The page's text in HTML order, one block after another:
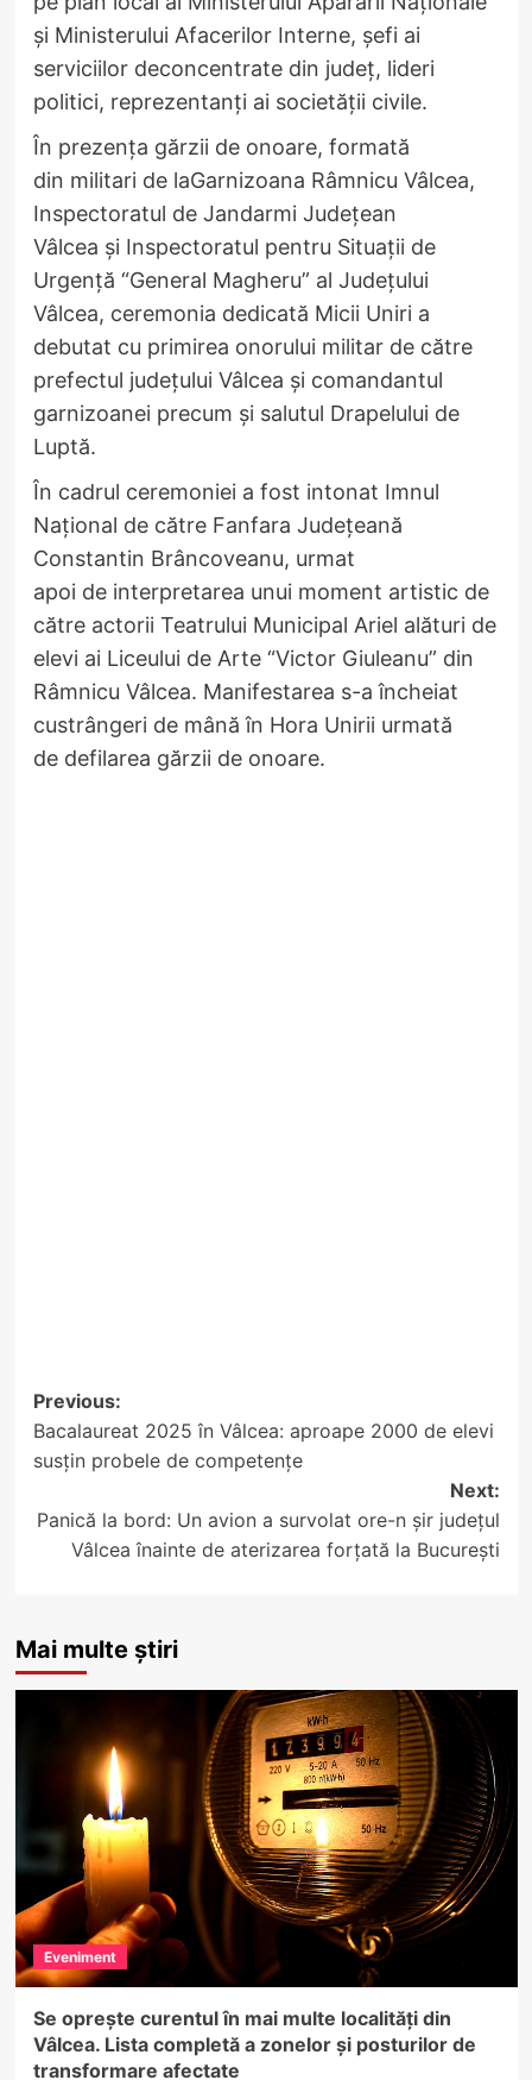
și Ministerului Afacerilor Interne, șefi ai
serviciilor deconcentrate din județ, lideri
politici, reprezentanţi ai societăţii civile.
În prezența gărzii de onoare, formată
din militari de laGarnizoana Râmnicu Vâlcea,
Inspectoratul de Jandarmi Județean
Vâlcea și Inspectoratul pentru Situații de
Urgență “General Magheru” al Județului
Vâlcea, ceremonia dedicată Micii Uniri a
debutat cu primirea onorului militar de către
prefectul județului Vâlcea și comandantul
garnizoanei precum și salutul Drapelului de
Luptă.
În cadrul ceremoniei a fost intonat Imnul
Național de către Fanfara Județeană
Constantin Brâncoveanu, urmat
apoi de interpretarea unui moment artistic de
către actorii Teatrului Municipal Ariel alături de
elevi ai Liceului de Arte “Victor Giuleanu” din
Râmnicu Vâlcea. Manifestarea s-a încheiat
custrângeri de mână în Hora Unirii urmată
de defilarea gărzii de onoare.
Post
navigation
Previous:
Bacalaureat 2025 în Vâlcea: aproape 2000 de elevi
susțin probele de competențe
Next:
Panică la bord: Un avion a survolat ore-n șir județul
Vâlcea înainte de aterizarea forțată la București
Mai multe știri
Eveniment
Se oprește curentul în mai multe localități din
Vâlcea. Lista completă a zonelor și posturilor de
transformare afectate